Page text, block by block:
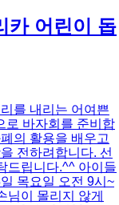
카 어린이 돕
를 내리는 어여쁜
로 바자회를 준비합
의 활용을 배우고
전하려합니다. 선
드립니다.^^ 아이들
목요일 오전 9시~
이 몰리지 않게